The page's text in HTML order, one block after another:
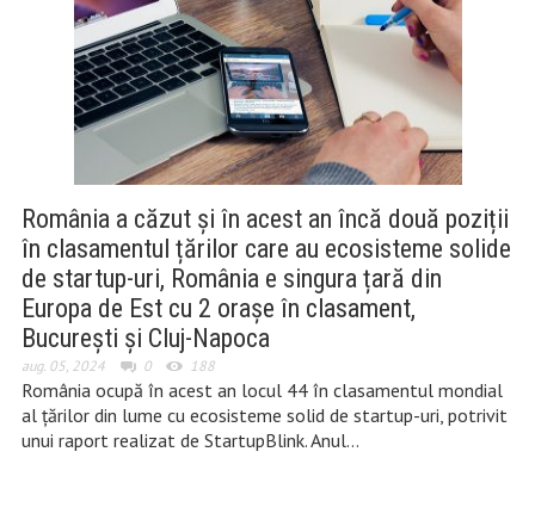
România a căzut și în acest an încă două poziții
în clasamentul țărilor care au ecosisteme solide
de startup-uri, România e singura țară din
Europa de Est cu 2 orașe în clasament,
București și Cluj-Napoca
aug. 05, 2024 0 188
România ocupă în acest an locul 44 în clasamentul mondial
al țărilor din lume cu ecosisteme solid de startup-uri, potrivit
unui raport realizat de StartupBlink. Anul…